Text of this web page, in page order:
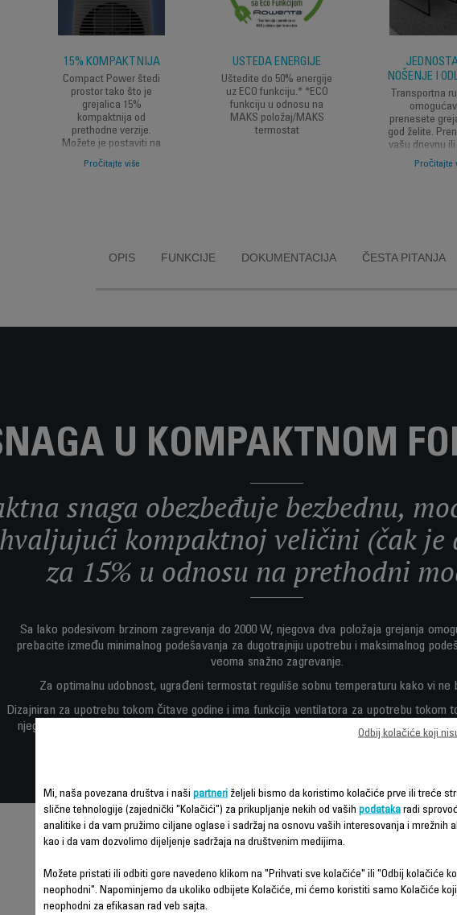
15% KOMPAKTNIJA
Compact Power štedi
prostor tako što je
grejalica 15%
kompaktnija od
prethodne verzije.
Možete je postaviti na
više mesta, dok je
grejanje uvek osetno!
Pročitajte više
UŠTEDA ENERGIJE
Uštedite do 50% energije
uz ECO funkciju.* *ECO
funkciju u odnosu na
MAKS položaj/MAKS
termostat
NOŠENJE I
Transportna
prenesete
god želite.
vašu dnevnu
sobu ili
putovanje.
Pročitajte
OPIS FUNKCIJE DOKUMENTACIJA ČESTA PITANJA
U KOMPAKTNOM
snaga obezbeđuje bezbednu,
kompaktnoj veličini (čak je
za 15% u odnosu na prethodni
Sa lako podesivom brzinom zagrevanja do 2000 W, njegova dva položaja grejanja
prebacite između minimalnog podešavanja za dugotrajniju upotrebu i maksimalnog
veoma snažno zagrevanje.
Za optimalnu udobnost, ugrađeni termostat reguliše sobnu temperaturu kako vi ne
Dizajniran za upotrebu tokom čitave godine i ima funkcija ventilatora za upotrebu tokom
njegova kompaktna veličina i ručka čine Compact Power posebno pogodnim za
Funkcije – poređenje
Mi, naša povezana društva i naši partneri željeli bismo da koristimo kolačiće prve ili treće
slične tehnologije (zajednički "Kolačići") za prikupljanje nekih od vaših podataka radi
analitike i da vam pružimo ciljane oglase i sadržaj na osnovu vaših interesovanja i mrežnih
kao i da vam dozvolimo dijeljenje sadržaja na društvenim medijima.
Možete pristati ili odbiti gore navedeno klikom na "Prihvati sve kolačiće" ili "Odbij kolačiće
neophodni". Napominjemo da ukoliko odbijete Kolačiće, mi ćemo koristiti samo Kolačiće
neophodni za efikasan rad veb sajta.
Odbij kolačiće koji